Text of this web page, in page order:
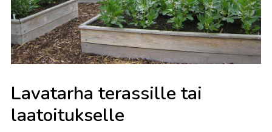
Lavatarha terassille tai
laatoitukselle